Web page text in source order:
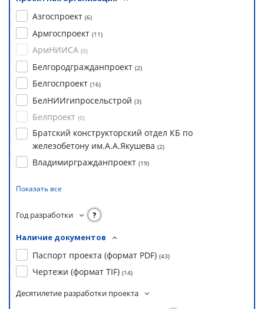
Азгоспроект (6)
Армгоспроект (11)
АрмНИИСА (0)
Белгородгражданпроект (2)
Белгоспроект (16)
БелНИИгипросельстрой (3)
Белпроект (0)
Братский конструкторский отдел КБ по
железобетону им.А.А.Якушева (2)
Владимиргражданпроект (19)
Показать все
Год разработки ?
Наличие документов
Паспорт проекта (формат PDF) (43)
Чертежи (формат TIF) (14)
Десятилетие разработки проекта